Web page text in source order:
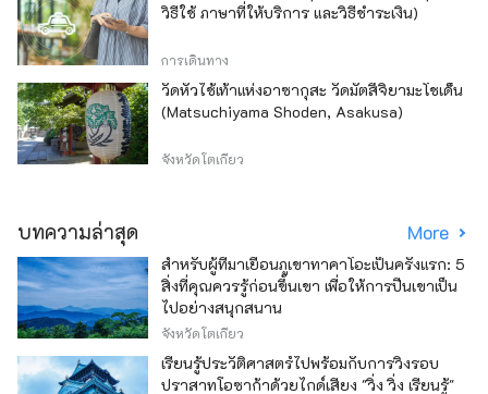
วิธีใช้ ภาษาที่ให้บริการ และวิธีชำระเงิน)
การเดินทาง
วัดหัวไช้เท้าแห่งอาซากุสะ วัดมัตสึจิยามะโชเด็น
(Matsuchiyama Shoden, Asakusa)
จังหวัดโตเกียว
บทความล่าสุด More
สำหรับผู้ที่มาเยือนภูเขาทาคาโอะเป็นครั้งแรก: 5
สิ่งที่คุณควรรู้ก่อนขึ้นเขา เพื่อให้การปีนเขาเป็น
ไปอย่างสนุกสนาน
จังหวัดโตเกียว
เรียนรู้ประวัติศาสตร์ไปพร้อมกับการวิ่งรอบ
ปราสาทโอซาก้าด้วยไกด์เสียง "วิ่ง วิ่ง เรียนรู้"